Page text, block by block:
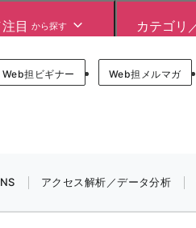
Web担ビギナー Web担メルマガ
目 から探す カテゴリ
アクセス解析／データ分析